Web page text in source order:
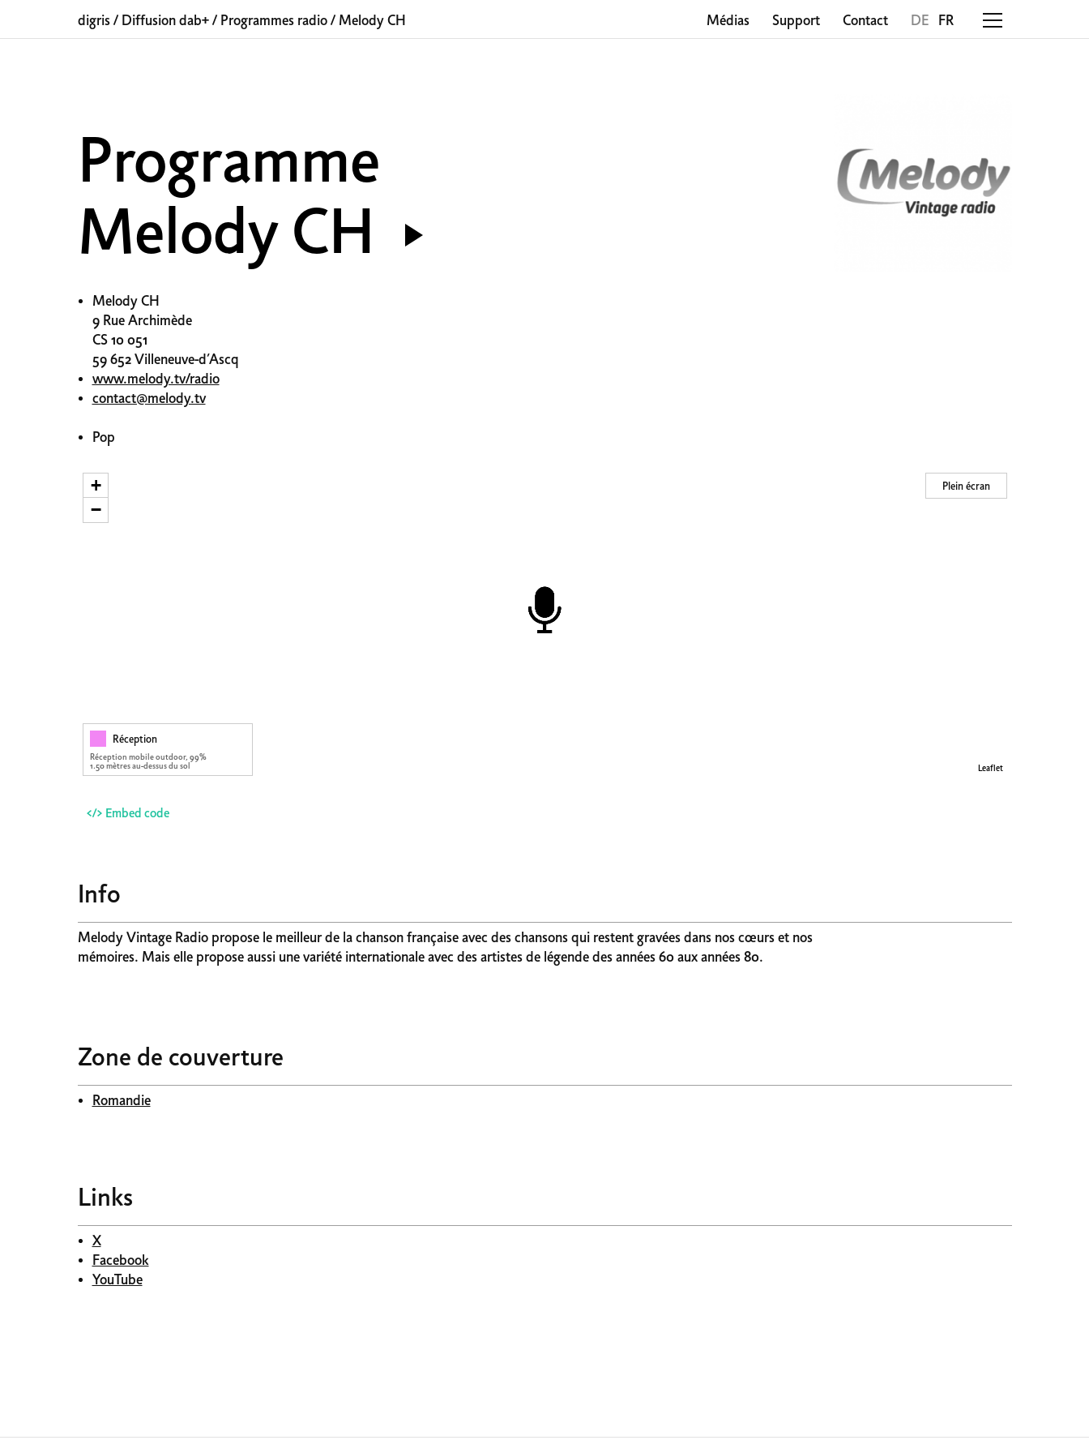
digris / Diffusion dab+ / Programmes radio / Melody CH Médias Support Contact DE FR
Programme
Melody CH
Melody CH
9 Rue Archimède
CS 10 051
59 652 Villeneuve-d’Ascq
www.melody.tv/radio
contact@melody.tv
Pop
+
−
Leaflet
Plein écran
Réception
Réception mobile outdoor, 99%
1.50 mètres au-dessus du sol
</> Embed code
Info
Melody Vintage Radio propose le meilleur de la chanson française avec des chansons qui restent gravées dans nos cœurs et nos
mémoires. Mais elle propose aussi une variété internationale avec des artistes de légende des années 60 aux années 80.
Zone de couverture
Romandie
Links
X
Facebook
YouTube